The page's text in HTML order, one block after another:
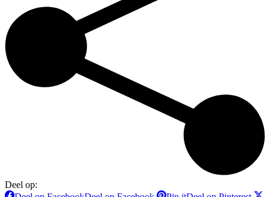
Deel op: